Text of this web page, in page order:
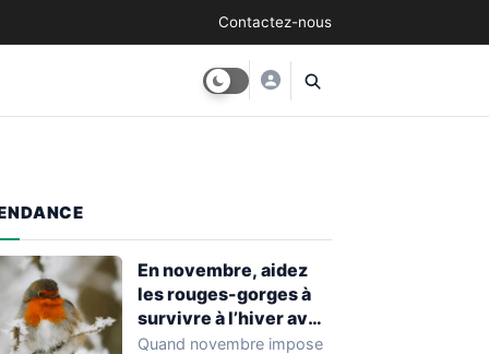
Contactez-nous
En novembre, aidez
les rouges-gorges à
survivre à l’hiver avec
cet aliment pas cher
Quand novembre impose